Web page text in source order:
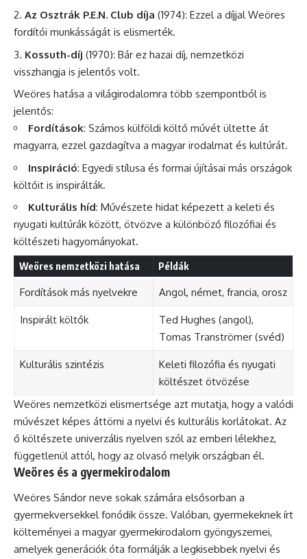
Az Osztrák P.E.N. Club díja (1974): Ezzel a díjjal Weöres
fordítói munkásságát is elismerték.
Kossuth-díj (1970): Bár ez hazai díj, nemzetközi
visszhangja is jelentős volt.
Weöres hatása a világirodalomra több szempontból is
jelentős:
Fordítások: Számos külföldi költő művét ültette át
magyarra, ezzel gazdagítva a magyar irodalmat és kultúrát.
Inspiráció: Egyedi stílusa és formai újításai más országok
költőit is inspirálták.
Kulturális híd: Művészete hidat képezett a keleti és
nyugati kultúrák között, ötvözve a különböző filozófiai és
költészeti hagyományokat.
Weöres nemzetközi hatása Példák
Fordítások más nyelvekre Angol, német, francia, orosz
Inspirált költők
Ted Hughes (angol),
Tomas Tranströmer (svéd)
Kulturális szintézis
Keleti filozófia és nyugati
költészet ötvözése
Weöres nemzetközi elismertsége azt mutatja, hogy a valódi
művészet képes áttörni a nyelvi és kulturális korlátokat. Az
ő költészete univerzális nyelven szól az emberi lélekhez,
függetlenül attól, hogy az olvasó melyik országban él.
Weöres és a gyermekirodalom
Weöres Sándor neve sokak számára elsősorban a
gyermekversekkel fonódik össze. Valóban, gyermekeknek írt
költeményei a magyar gyermekirodalom gyöngyszemei,
amelyek generációk óta formálják a legkisebbek nyelvi és